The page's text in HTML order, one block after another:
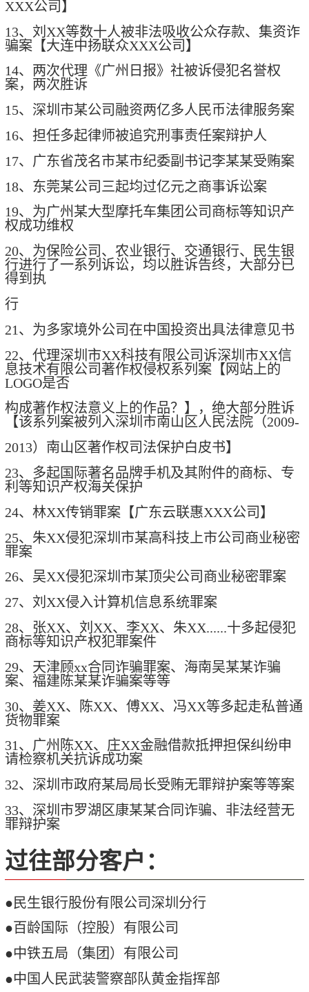
XXX公司】
13、刘XX等数十人被非法吸收公众存款、集资诈
骗案【大连中扬联众XXX公司】
14、两次代理《广州日报》社被诉侵犯名誉权
案，两次胜诉
15、深圳市某公司融资两亿多人民币法律服务案
16、担任多起律师被追究刑事责任案辩护人
17、广东省茂名市某市纪委副书记李某某受贿案
18、东莞某公司三起均过亿元之商事诉讼案
19、为广州某大型摩托车集团公司商标等知识产
权成功维权
20、为保险公司、农业银行、交通银行、民生银
行进行了一系列诉讼，均以胜诉告终，大部分已
得到执
行
21、为多家境外公司在中国投资出具法律意见书
22、代理深圳市XX科技有限公司诉深圳市XX信
息技术有限公司著作权侵权系列案【网站上的
LOGO是否
构成著作权法意义上的作品？】，绝大部分胜诉
【该系列案被列入深圳市南山区人民法院（2009-
2013）南山区著作权司法保护白皮书】
23、多起国际著名品牌手机及其附件的商标、专
利等知识产权海关保护
24、林XX传销罪案【广东云联惠XXX公司】
25、朱XX侵犯深圳市某高科技上市公司商业秘密
罪案
26、吴XX侵犯深圳市某顶尖公司商业秘密罪案
27、刘XX侵入计算机信息系统罪案
28、张XX、刘XX、李XX、朱XX......十多起侵犯
商标等知识产权犯罪案件
29、天津顾xx合同诈骗罪案、海南吴某某诈骗
案、福建陈某某诈骗案等等
30、姜XX、陈XX、傅XX、冯XX等多起走私普通
货物罪案
31、广州陈XX、庄XX金融借款抵押担保纠纷申
请检察机关抗诉成功案
32、深圳市政府某局局长受贿无罪辩护案等等案
33、深圳市罗湖区康某某合同诈骗、非法经营无
罪辩护案
过往部分客户：
●民生银行股份有限公司深圳分行
●百龄国际（控股）有限公司
●中铁五局（集团）有限公司
●中国人民武装警察部队黄金指挥部